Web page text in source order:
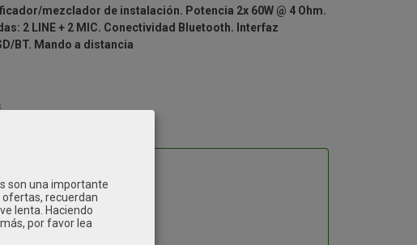
mezclador de instalación. Potencia 2x 60W @ 4 Ohm.
2 LINE + 2 MIC. Conectividad Bluetooth. Interfaz
BT. Mando a distancia
son una importante
ofertas, recuerdan
lenta. Haciendo
por favor lea